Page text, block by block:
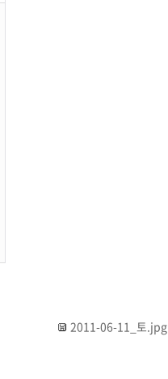
2011-06-11_토.jpg